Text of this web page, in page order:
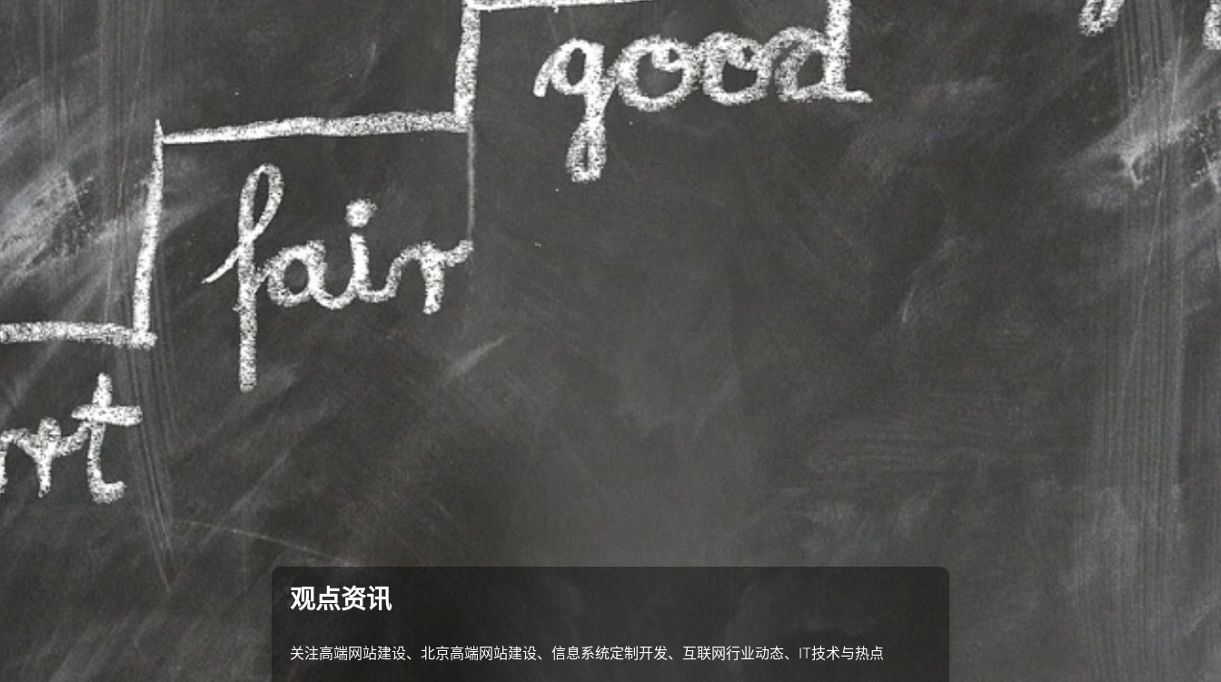
观点资讯
关注高端网站建设、北京高端网站建设、信息系统定制开发、互联网行业动态、IT技术与热点